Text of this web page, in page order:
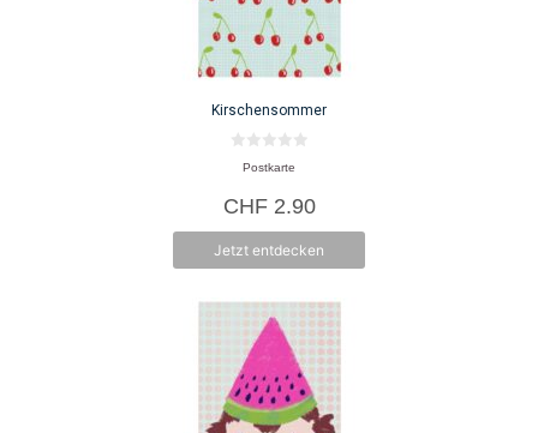
Kirschensommer
n
5
Postkarte
CHF2.90
Jetzt entdecken